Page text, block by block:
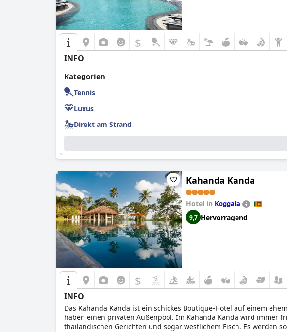
$
INFO
Kategorien
Tennis
Luxus
Direkt am Strand
Kahanda Kanda
Hotel in Koggala
9,7 Hervorragend
$
INFO
Das Kahanda Kanda ist ein schickes Boutique-Hotel auf einem
haben einen privaten Außenpool. Im Kahanda Kanda wird immer
thailändischen Gerichten und sogar westlichem Fisch. Es werden